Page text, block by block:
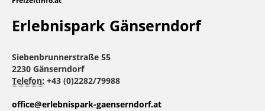
Erlebnispark Gänserndorf
Siebenbrunnerstraße 55
2230 Gänserndorf
Telefon: +43 (0)2282/79988
office@erlebnispark-gaenserndorf.at